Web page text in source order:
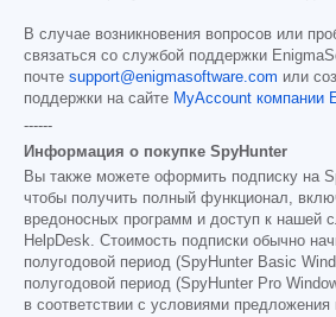
В случае возникновения вопросов или
связаться со службой поддержки
почте support@enigmasoftware.com или
поддержки на сайте MyAccount компании
------
Информация о покупке SpyHunter
Вы также можете оформить подписку на
чтобы получить полный функционал,
вредоносных программ и доступ к нашей
HelpDesk. Стоимость подписки обычно
полугодовой период (SpyHunter Basic
полугодовой период (SpyHunter Pro
в соответствии с условиями